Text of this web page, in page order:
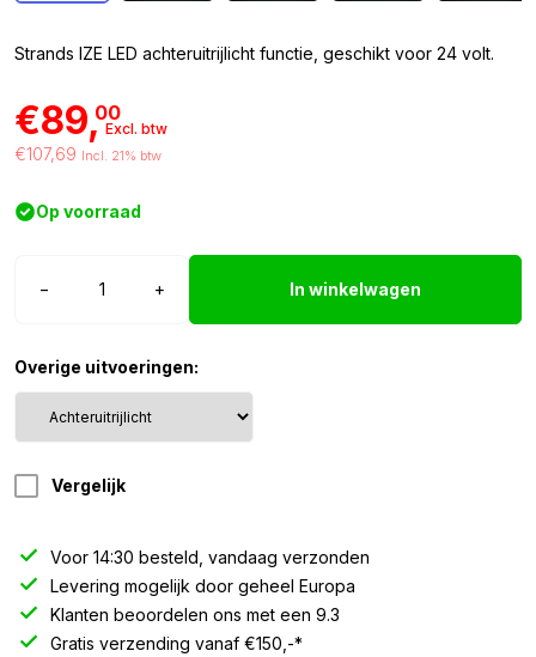
Strands IZE LED achteruitrijlicht functie, geschikt voor 24 volt.
€89,00
Excl. btw
€107,69 Incl. 21% btw
Op voorraad
− + In winkelwagen
Overige uitvoeringen:
Vergelijk
Voor 14:30 besteld, vandaag verzonden
Levering mogelijk door geheel Europa
Klanten beoordelen ons met een 9.3
Gratis verzending vanaf €150,-*